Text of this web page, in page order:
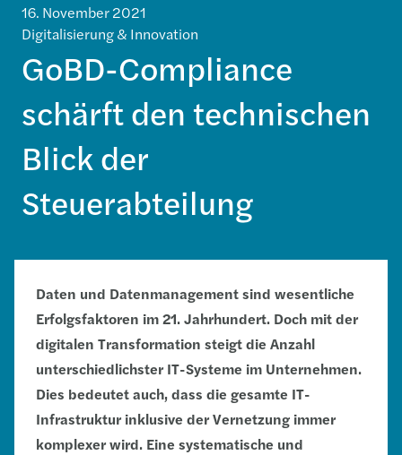
GoBD-Compliance
schärft den technischen
Blick der
Steuerabteilung
Digitalisierung & Innovation
16. November 2021
Daten und Datenmanagement sind wesentliche
Erfolgsfaktoren im 21. Jahrhundert. Doch mit der
digitalen Transformation steigt die Anzahl
unterschiedlichster IT-Systeme im Unternehmen.
Dies bedeutet auch, dass die gesamte IT-
Infrastruktur inklusive der Vernetzung immer
komplexer wird. Eine systematische und